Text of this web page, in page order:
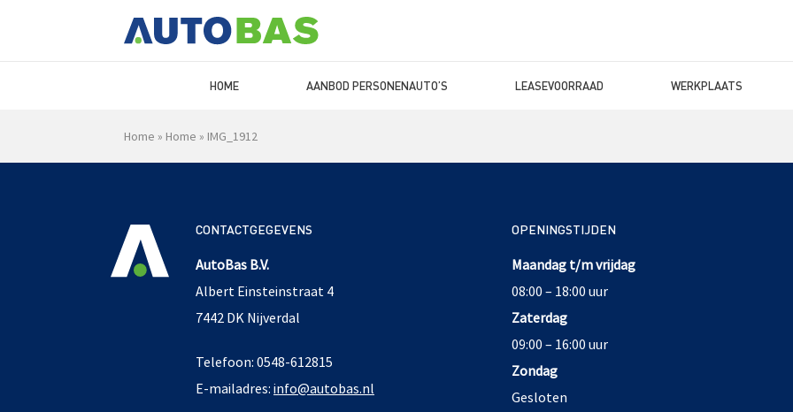
HOME AANBOD PERSONENAUTO’S LEASEVOORRAAD WERKPLAATS
Home » Home » IMG_1912
CONTACTGEGEVENS
AutoBas B.V.
Albert Einsteinstraat 4
7442 DK Nijverdal
Telefoon: 0548-612815
E-mailadres: info@autobas.nl
OPENINGSTIJDEN
Maandag t/m vrijdag
08:00 – 18:00 uur
Zaterdag
09:00 – 16:00 uur
Zondag
Gesloten